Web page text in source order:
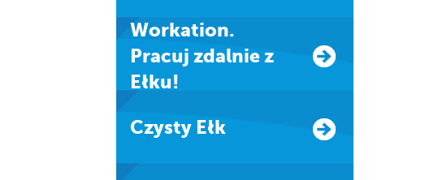
Workation.
Pracuj zdalnie z
Ełku!
Czysty Ełk